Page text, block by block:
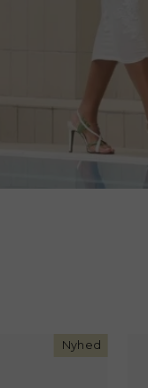
Nyhed